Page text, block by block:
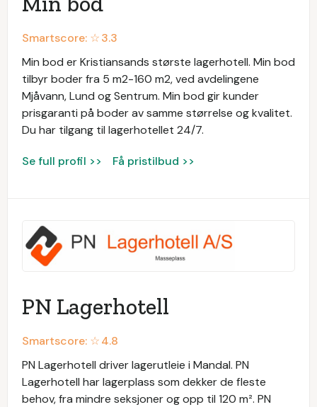
Smartscore: ☆3.3
Min bod er Kristiansands største lagerhotell. Min bod
tilbyr boder fra 5 m2-160 m2, ved avdelingene
Mjåvann, Lund og Sentrum. Min bod gir kunder
prisgaranti på boder av samme størrelse og kvalitet.
Du har tilgang til lagerhotellet 24/7.
Se full profil >> Få pristilbud >>
PN Lagerhotell
Smartscore: ☆4.8
PN Lagerhotell driver lagerutleie i Mandal. PN
Lagerhotell har lagerplass som dekker de fleste
behov, fra mindre seksjoner og opp til 120 m². PN